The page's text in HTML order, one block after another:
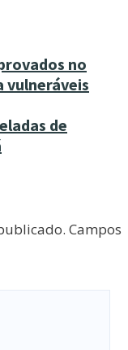
no
vulneráveis
de
Campos